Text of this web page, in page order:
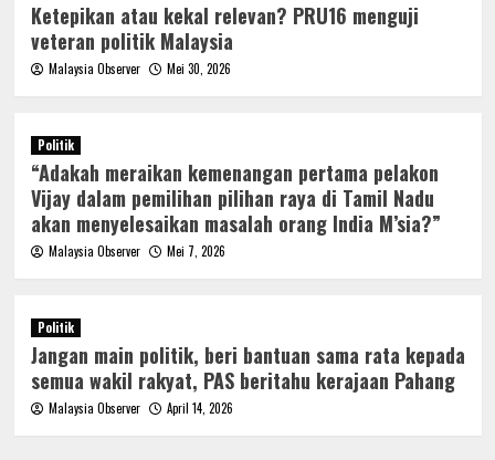
Ketepikan atau kekal relevan? PRU16 menguji
veteran politik Malaysia
Malaysia Observer Mei 30, 2026
Politik
“Adakah meraikan kemenangan pertama pelakon
Vijay dalam pemilihan pilihan raya di Tamil Nadu
akan menyelesaikan masalah orang India M’sia?”
Malaysia Observer Mei 7, 2026
Politik
Jangan main politik, beri bantuan sama rata kepada
semua wakil rakyat, PAS beritahu kerajaan Pahang
Malaysia Observer April 14, 2026